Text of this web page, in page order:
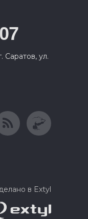
Саратов, ул.
в Extyl